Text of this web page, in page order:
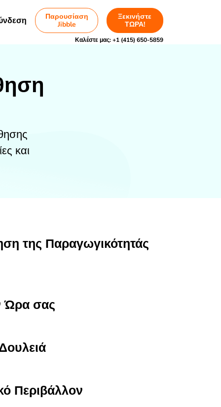
Παρουσίαση
Jibble
Ξεκινήστε
ΤΩΡΑ!
Καλέστε μας:+1 (415) 650-5859
και
της Παραγωγικότητάς
Ώρα σας
Περιβάλλον